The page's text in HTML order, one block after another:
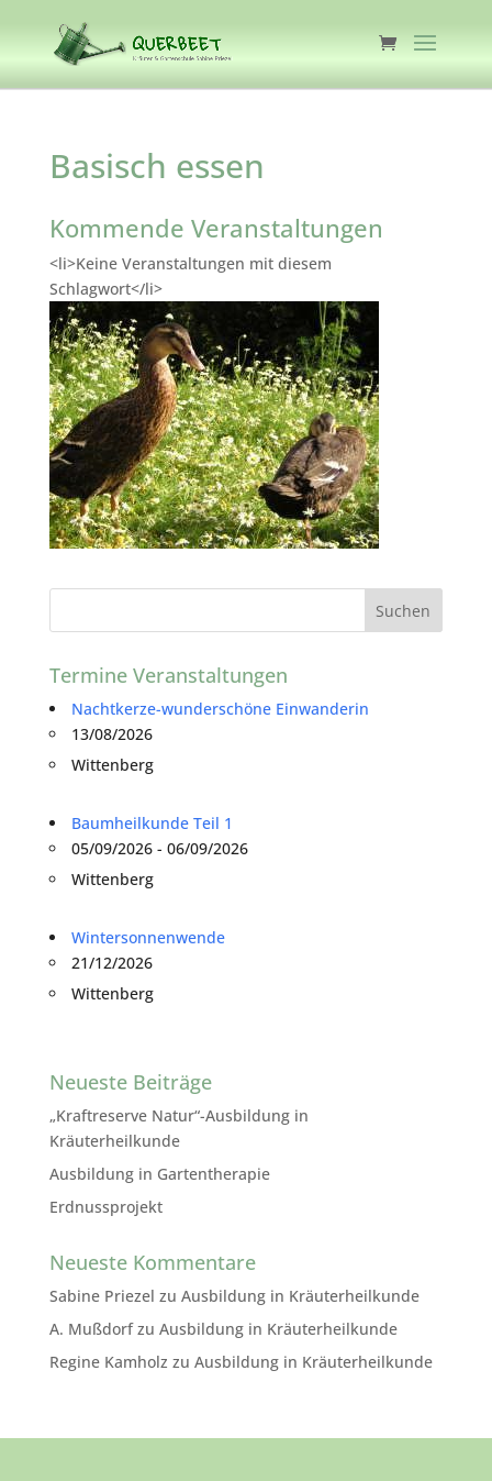
Basisch essen
Kommende Veranstaltungen
<li>Keine Veranstaltungen mit diesem
Schlagwort</li>
Termine Veranstaltungen
Nachtkerze-wunderschöne Einwanderin
13/08/2026
Wittenberg
Baumheilkunde Teil 1
05/09/2026 - 06/09/2026
Wittenberg
Wintersonnenwende
21/12/2026
Wittenberg
Neueste Beiträge
„Kraftreserve Natur“-Ausbildung in
Kräuterheilkunde
Ausbildung in Gartentherapie
Erdnussprojekt
Neueste Kommentare
Sabine Priezel zu Ausbildung in Kräuterheilkunde
A. Mußdorfzu Ausbildung in Kräuterheilkunde
Regine Kamholz zu Ausbildung in Kräuterheilkunde